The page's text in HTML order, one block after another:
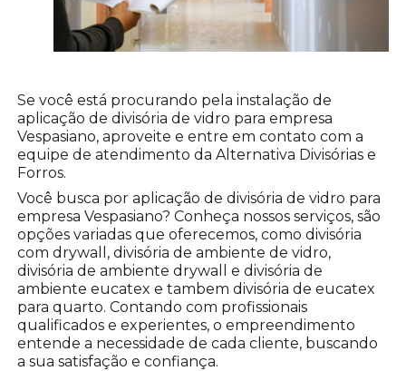
Se você está procurando pela instalação de
aplicação de divisória de vidro para empresa
Vespasiano, aproveite e entre em contato com a
equipe de atendimento da Alternativa Divisórias e
Forros.
Você busca por aplicação de divisória de vidro para
empresa Vespasiano? Conheça nossos serviços, são
opções variadas que oferecemos, como divisória
com drywall, divisória de ambiente de vidro,
divisória de ambiente drywall e divisória de
ambiente eucatex e tambem divisória de eucatex
para quarto. Contando com profissionais
qualificados e experientes, o empreendimento
entende a necessidade de cada cliente, buscando
a sua satisfação e confiança.